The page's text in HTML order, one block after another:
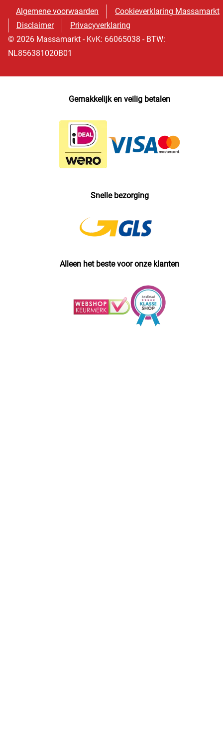
Algemene voorwaarden
Cookieverklaring Massamarkt
Disclaimer
Privacyverklaring
© 2026 Massamarkt - KvK: 66065038 - BTW:
NL856381020B01
Gemakkelijk en veilig betalen
Snelle bezorging
Alleen het beste voor onze klanten